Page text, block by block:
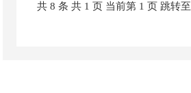
共 8 条 共 1 页 当前第 1 页 跳转至